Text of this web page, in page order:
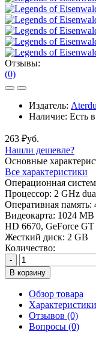
Отзывы:
(0)
Издатель:
Наличие: Есть
263 ₽уб.
Нашли дешевле?
Основные
Все характеристики
Операционная
Процессор: 2 GHz
Оперативная память:
Видеокарта: 1024 MB
HD 6670, GeForce GT
Жесткий диск: 2 GB
Количество:
-
В корзину
Обзор товара
Характеристики
Отзывов (0)
Вопросы (0)